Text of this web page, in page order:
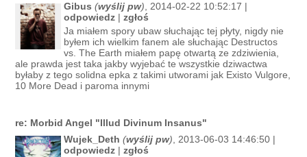
Gibus (wyślij pw), 2014-02-22 10:52:17 |
odpowiedz| zgłoś
Ja miałem spory ubaw słuchając tej płyty, nigdy nie
byłem ich wielkim fanem ale słuchając Destructos
vs. The Earth miałem papę otwartą ze zdziwienia,
ale prawda jest taka jakby wyjebać te wszystkie dziwactwa
byłaby z tego solidna epka z takimi utworami jak Existo Vulgore,
10 More Dead i paroma innymi
re: Morbid Angel "Illud Divinum Insanus"
Wujek_Deth (wyślij pw) , 2013-06-03 14:46:50 |
odpowiedz| zgłoś